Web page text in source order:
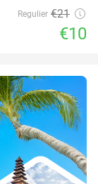
Regulier €21
€10